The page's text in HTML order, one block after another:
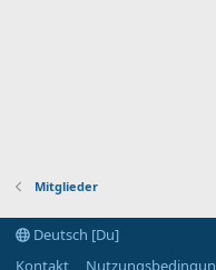
Mitglieder
Deutsch [Du]
Kontakt